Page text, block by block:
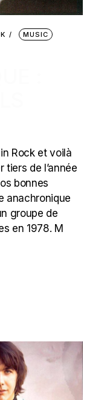
MUSIC
Rock et voilà
tiers de l’année
bonnes
anachronique
groupe de
en 1978. M